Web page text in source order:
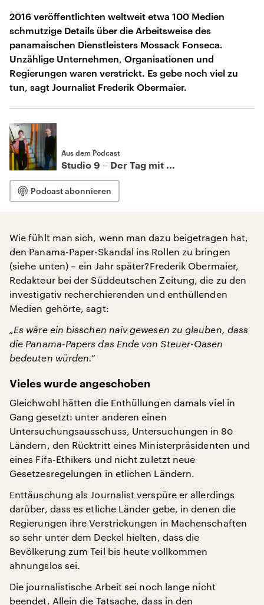
2016 veröffentlichten weltweit etwa 100 Medien
schmutzige Details über die Arbeitsweise des
panamaischen Dienstleisters Mossack Fonseca.
Unzählige Unternehmen, Organisationen und
Regierungen waren verstrickt. Es gebe noch viel zu
tun, sagt Journalist Frederik Obermaier.
Aus dem Podcast
Studio 9 – Der Tag mit ...
Podcast abonnieren
Wie fühlt man sich, wenn man dazu beigetragen hat,
den Panama-Paper-Skandal ins Rollen zu bringen
(siehe unten) – ein Jahr später?Frederik Obermaier,
Redakteur bei der Süddeutschen Zeitung, die zu den
investigativ recherchierenden und enthüllenden
Medien gehörte, sagt:
„Es wäre ein bisschen naiv gewesen zu glauben, dass
die Panama-Papers das Ende von Steuer-Oasen
bedeuten würden.“
Vieles wurde angeschoben
Gleichwohl hätten die Enthüllungen damals viel in
Gang gesetzt: unter anderen einen
Untersuchungsausschuss, Untersuchungen in 80
Ländern, den Rücktritt eines Ministerpräsidenten und
eines Fifa-Ethikers und nicht zuletzt neue
Gesetzesregelungen in etlichen Ländern.
Enttäuschung als Journalist verspüre er allerdings
darüber, dass es etliche Länder gebe, in denen die
Regierungen ihre Verstrickungen in Machenschaften
so sehr unter dem Deckel hielten, dass die
Bevölkerung zum Teil bis heute vollkommen
ahnungslos sei.
Die journalistische Arbeit sei noch lange nicht
beendet. Allein die Tatsache, dass in den